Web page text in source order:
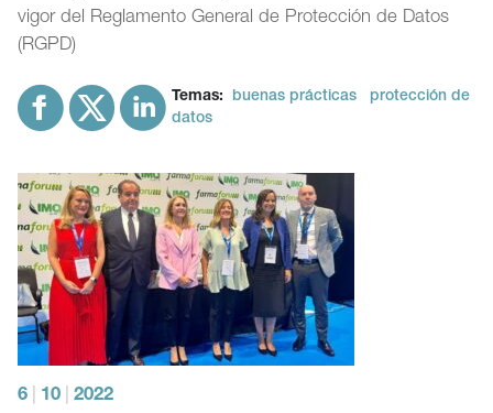
vigor del Reglamento General de Protección de Datos
(RGPD)
Temas: buenas prácticas
protección de
datos
6 10 2022